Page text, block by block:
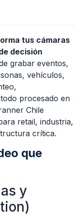
tus cámaras
decisión
grabar eventos,
vehículos,
procesado en
Chile
retail, industria,
crítica.
que
y